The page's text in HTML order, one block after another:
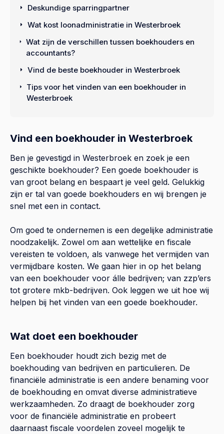
Vind een boekhouder in Westerbroek
Ben je gevestigd in Westerbroek en zoek je een
geschikte boekhouder? Een goede boekhouder is
van groot belang en bespaart je veel geld. Gelukkig
zijn er tal van goede boekhouders en wij brengen je
snel met een in contact.
Om goed te ondernemen is een degelijke administratie
noodzakelijk. Zowel om aan wettelijke en fiscale
vereisten te voldoen, als vanwege het vermijden van
vermijdbare kosten. We gaan hier in op het belang
van een boekhouder voor álle bedrijven; van zzp’ers
tot grotere mkb-bedrijven. Ook leggen we uit hoe wij
helpen bij het vinden van een goede boekhouder.
Wat doet een boekhouder
Een boekhouder houdt zich bezig met de
boekhouding van bedrijven en particulieren. De
financiële administratie is een andere benaming voor
de boekhouding en omvat diverse administratieve
werkzaamheden. Zo draagt de boekhouder zorg
voor de financiële administratie en probeert
daarnaast fiscale voordelen zoveel mogelijk te
Deskundige sparringpartner
Wat kost loonadministratie in Westerbroek
Wat zijn de verschillen tussen boekhouders en
accountants?
Vind de beste boekhouder in Westerbroek
Tips voor het vinden van een boekhouder in
Westerbroek